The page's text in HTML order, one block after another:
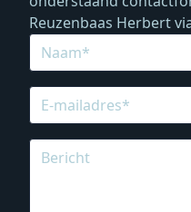
Reuzenbaas Herbert